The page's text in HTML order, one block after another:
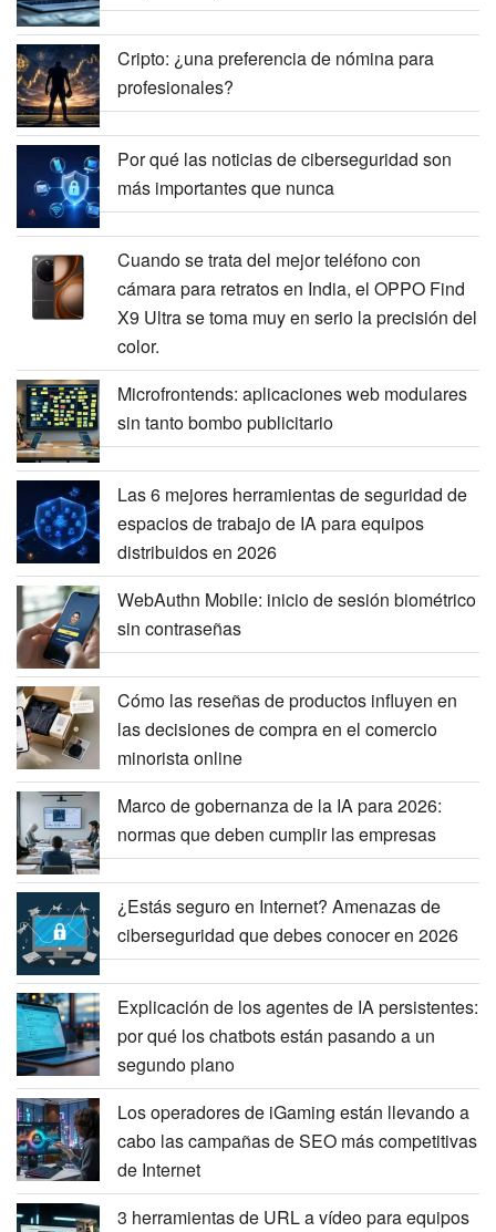
Cripto: ¿una preferencia de nómina para
profesionales?
Por qué las noticias de ciberseguridad son
más importantes que nunca
Cuando se trata del mejor teléfono con
cámara para retratos en India, el OPPO Find
X9 Ultra se toma muy en serio la precisión del
color.
Microfrontends: aplicaciones web modulares
sin tanto bombo publicitario
Las 6 mejores herramientas de seguridad de
espacios de trabajo de IA para equipos
distribuidos en 2026
WebAuthn Mobile: inicio de sesión biométrico
sin contraseñas
Cómo las reseñas de productos influyen en
las decisiones de compra en el comercio
minorista online
Marco de gobernanza de la IA para 2026:
normas que deben cumplir las empresas
¿Estás seguro en Internet? Amenazas de
ciberseguridad que debes conocer en 2026
Explicación de los agentes de IA persistentes:
por qué los chatbots están pasando a un
segundo plano
Los operadores de iGaming están llevando a
cabo las campañas de SEO más competitivas
de Internet
3 herramientas de URL a vídeo para equipos